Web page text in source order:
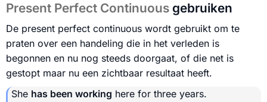
Present Perfect Continuous gebruiken
De present perfect continuous wordt gebruikt om te
praten over een handeling die in het verleden is
begonnen en nu nog steeds doorgaat, of die net is
gestopt maar nu een zichtbaar resultaat heeft.
She has been working here for three years.